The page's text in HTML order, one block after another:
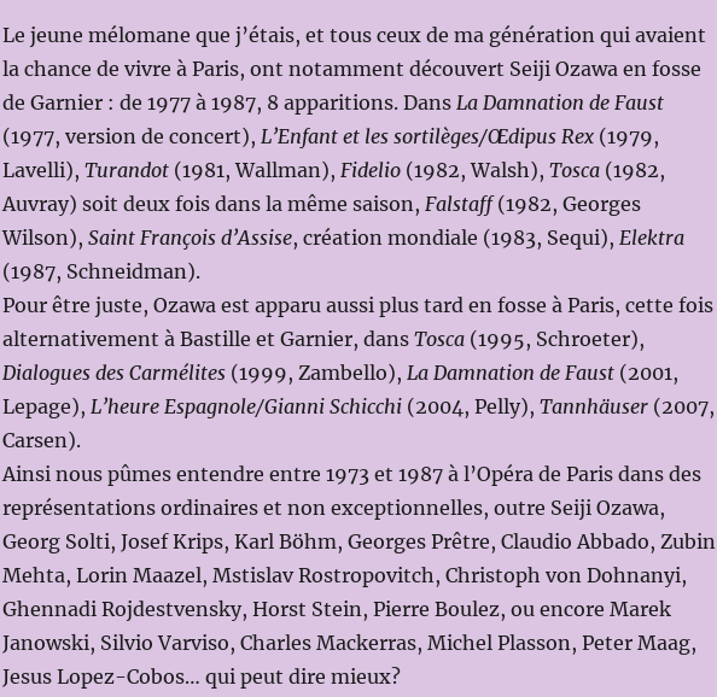
Le jeune mélomane que j’étais, et tous ceux de ma génération qui avaient
la chance de vivre à Paris, ont notamment découvert Seiji Ozawa en fosse
de Garnier : de 1977 à 1987, 8 apparitions. Dans La Damnation de Faust
(1977, version de concert), L’Enfant et les sortilèges/Œdipus Rex(1979,
Lavelli), Turandot(1981, Wallman), Fidelio (1982, Walsh), Tosca(1982,
Auvray) soit deux fois dans la même saison, Falstaff(1982, Georges
Wilson), Saint François d’Assise, création mondiale (1983, Sequi), Elektra
(1987, Schneidman).
Pour être juste, Ozawa est apparu aussi plus tard en fosse à Paris, cette fois
alternativement à Bastille et Garnier, dans Tosca(1995, Schroeter),
Dialogues des Carmélites(1999, Zambello), La Damnation de Faust(2001,
Lepage), L’heure Espagnole/Gianni Schicchi(2004, Pelly), Tannhäuser(2007,
Carsen).
Ainsi nous pûmes entendre entre 1973 et 1987 à l’Opéra de Paris dans des
représentations ordinaires et non exceptionnelles, outre Seiji Ozawa,
Georg Solti, Josef Krips, Karl Böhm, Georges Prêtre, Claudio Abbado, Zubin
Mehta, Lorin Maazel, Mstislav Rostropovitch, Christoph von Dohnanyi,
Ghennadi Rojdestvensky, Horst Stein, Pierre Boulez, ou encore Marek
Janowski, Silvio Varviso, Charles Mackerras, Michel Plasson, Peter Maag,
Jesus Lopez-Cobos… qui peut dire mieux?